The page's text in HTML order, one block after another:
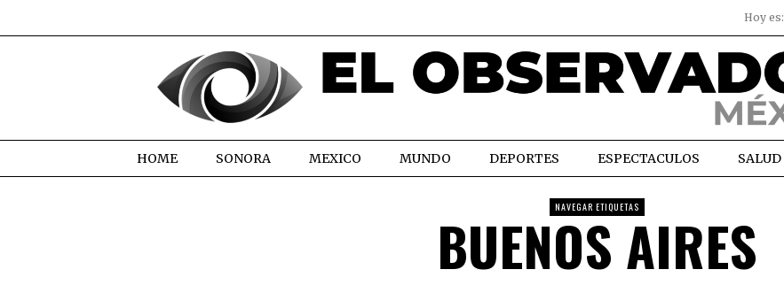
Hoy es:
HOME SONORA MEXICO MUNDO DEPORTES ESPECTACULOS SALUD
NAVEGAR ETIQUETAS
BUENOS AIRES